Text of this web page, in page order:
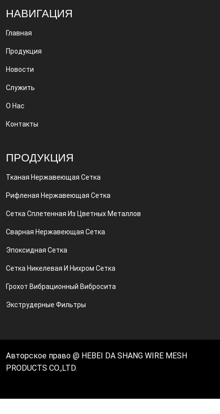
НАВИГАЦИЯ
Главная
Продукция
Новости
Служить
О Нас
Контакты
ПРОДУКЦИЯ
Тканая Нержавеющая Сетка
Рифленая Нержавеющая Сетка
Сетка Сплетенная Из Цветных Металлов
Сварная Нержавеющая Сетка
Эпоксидная Сетка
Сетка Никелевая И Нихром Сетка
Грохот Вибрационный Вибросита
Экструдерные Фильтры
Авторское право @ HEBEI DA SHANG WIRE MESH
PRODUCTS CO.,LTD.